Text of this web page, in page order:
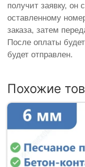
получит заявку, он
оставленному
заказа, затем
После оплаты
будет отправлен.
Похожие